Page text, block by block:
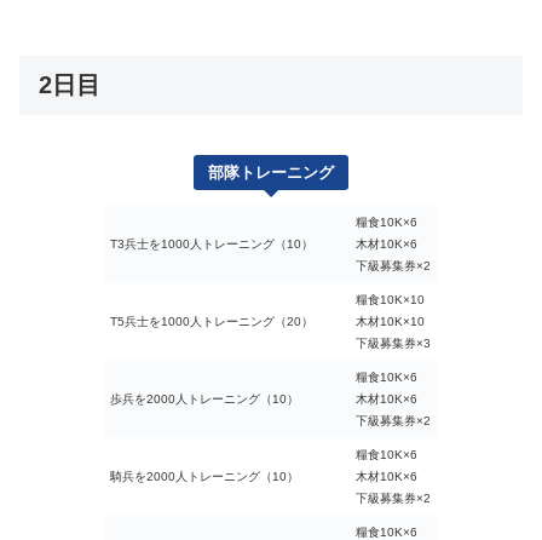
2日目
部隊トレーニング
T3兵士を1000人トレーニング（10）
糧食10K×6
木材10K×6
下級募集券×2
T5兵士を1000人トレーニング（20）
糧食10K×10
木材10K×10
下級募集券×3
歩兵を2000人トレーニング（10）
糧食10K×6
木材10K×6
下級募集券×2
騎兵を2000人トレーニング（10）
糧食10K×6
木材10K×6
下級募集券×2
糧食10K×6